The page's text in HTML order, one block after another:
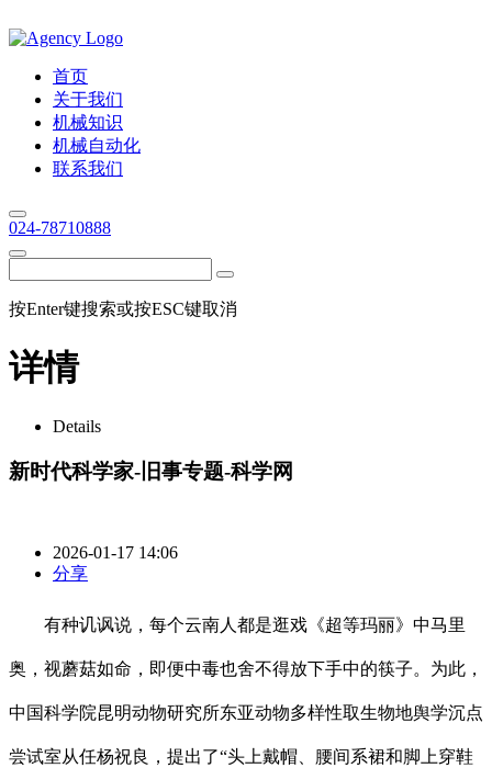
首页
关于我们
机械知识
机械自动化
联系我们
024-78710888
按Enter键搜索或按ESC键取消
详情
Details
新时代科学家-旧事专题-科学网
2026-01-17 14:06
分享
有种讥讽说，每个云南人都是逛戏《超等玛丽》中马里
奥，视蘑菇如命，即便中毒也舍不得放下手中的筷子。为此，
中国科学院昆明动物研究所东亚动物多样性取生物地舆学沉点
尝试室从任杨祝良，提出了“头上戴帽、腰间系裙和脚上穿鞋